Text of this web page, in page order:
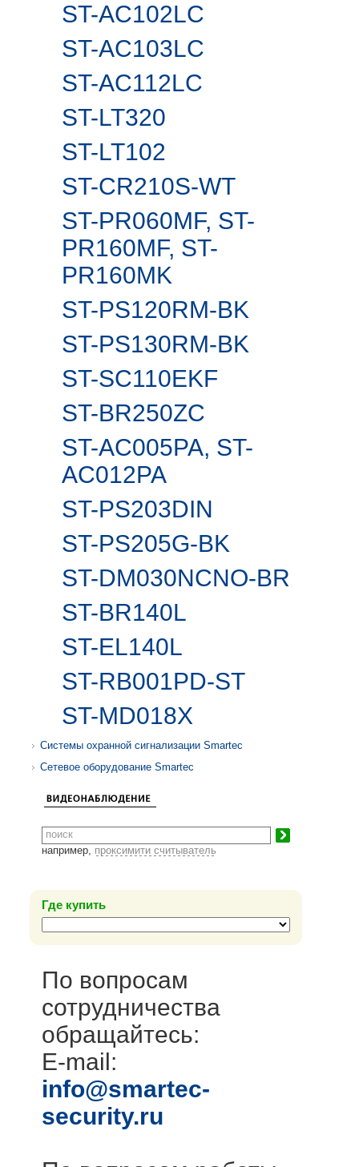
ST-AC102LC
ST-AC103LC
ST-AC112LC
ST-LT320
ST-LT102
ST-CR210S-WT
ST-PR060MF, ST-
PR160MF, ST-
PR160MK
ST-PS120RM-BK
ST-PS130RM-BK
ST-SC110EKF
ST-BR250ZC
ST-AC005PA, ST-
AC012PA
ST-PS203DIN
ST-PS205G-BK
ST-DM030NCNO-BR
ST-BR140L
ST-EL140L
ST-RB001PD-ST
ST-MD018X
Системы охранной сигнализации Smartec
Сетевое оборудование Smartec
например, проксимити считыватель
Где купить
По вопросам
сотрудничества
обращайтесь:
E-mail:
info@smartec-
security.ru